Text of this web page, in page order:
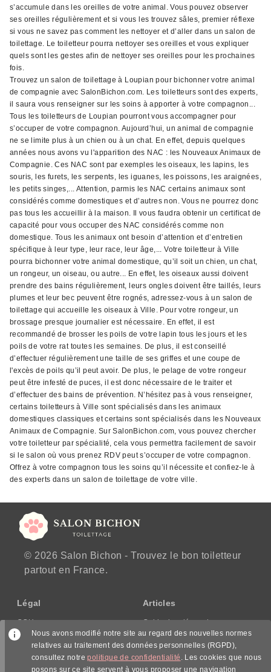
s’accumule dans les oreilles de votre animal. Vous pouvez observer
ses oreilles régulièrement et si vous les trouvez sâles, premier réflexe
si vous ne savez pas comment les nettoyer et d’aller dans un salon de
toilettage. Le toiletteur pourra nettoyer ses oreilles et vous expliquer
quels sont les gestes afin de nettoyer ses oreilles pour les prochaines
fois.
Trouvez un salon de toilettage à Loupian pour bichonner votre animal
de compagnie avec SalonBichon.com. Les toiletteurs sont des experts,
il saura vous renseigner sur les soins à apporter à votre compagnon...
Tous les toiletteurs de Loupian pourront vous accompagner pour
s’occuper de votre compagnon. Aujourd’hui, un animal de compagnie
ne se limite plus à un chien ou à un chat. En effet, depuis quelques
années nous avons vu l'apparition des NAC : les Nouveaux Animaux de
Compagnie. Ces NAC sont par exemples les oiseaux, les lapins, les
souris, les furets, les serpents, les iguanes, les poissons, les araignées,
les petits singes,... Attention, parmis les NAC certains animaux sont
considérés comme domestiques et d’autres non. Vous ne pourrez donc
pas tous les accueillir à la maison. Il vous faudra obtenir un certificat de
capacité pour vous occuper des NAC considérés comme non
domestique. Tous les animaux ont besoin d’attention et d’entretien
spécifique à leur type, leur race, leur âge,... Votre toiletteur à Ville
pourra bichonner votre animal domestique, qu’il soit un chien, un chat,
un rongeur, un oiseau, ou autre... En effet, les oiseaux aussi doivent
prendre des bains régulièrement, leurs ongles doivent être taillés, leurs
plumes et leur bec peuvent être rognés, adressez-vous à un salon de
toilettage qui accueille les oiseaux à Ville. Pour votre rongeur, un
brossage presque journalier est nécessaire. En effet, il est
recommandé de brosser les poils de votre lapin tous les jours et les
poils de votre rat toutes les semaines. De plus, il est conseillé
d’effectuer régulièrement une taille de ses griffes et une coupe de
l'excès de poils qu’il peut avoir. De plus, le pelage de votre rongeur
peut être infesté de puces, il est donc nécessaire de le traiter et
d’effectuer des bains de prévention. N’hésitez pas à vous renseigner,
certains toiletteurs à Ville sont spécialisés dans les animaux
domestiques classiques et certains sont spécialisés dans les Nouveaux
Animaux de Compagnie. Sur SalonBichon.com, vous pouvez chercher
votre toiletteur par spécialité, cela vous permettra facilement de savoir
si le salon où vous prenez RDV peut s’occuper de votre compagnon.
Offrez à votre compagnon tous les soins qu’il nécessite et confiez-le à
des experts dans un salon de toilettage de votre ville.
© 2026 Salon Bichon - Trouvez le bon toiletteur
partout en France.
Légal
CGU
CGV/CPPS
Politique de confidentialité
Articles
Guide des démarches
Nous avons modifié notre site au regard des nouvelles normes
relatives au traitement des données personnelles (RGPD),
consultez notrepolitique de confidentialité . Les cookies que nous
posons sur ce site servent à vous proposer une navigation